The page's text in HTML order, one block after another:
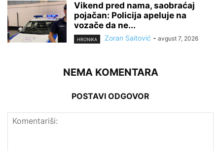
Vikend pred nama, saobraćaj
pojačan: Policija apeluje na
vozače da ne...
HRONIKA Zoran Saitović - avgust 7, 2026
NEMA KOMENTARA
POSTAVI ODGOVOR